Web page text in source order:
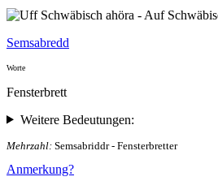
Semsabredd
Worte
Fensterbrett
Weitere Bedeutungen:
Mehrzahl: Semsabriddr - Fensterbretter
Anmerkung?